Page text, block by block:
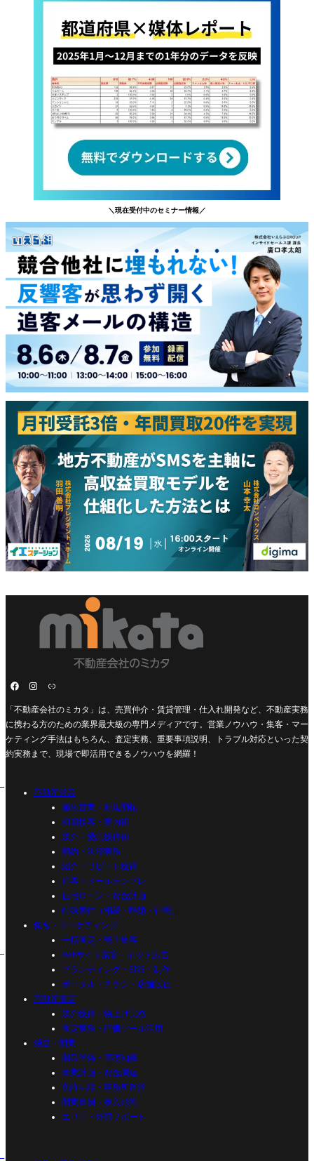
＼現在受付中のセミナー情報／
「不動産会社のミカタ」は、売買仲介・賃貸管理・仕入れ開発など、不動産実務
に携わる方のための業界最大級の専門メディアです。営業ノウハウ・集客・マー
ケティング手法はもちろん、査定実務、重要事項説明、トラブル対応といった契
約実務まで、現場で即活用できるノウハウを網羅！
不動産営業
源泉営業・新規開拓
初回接客・案内術
媒介・受託獲得術
契約・決済実務
紹介・リピート獲得
追客・メールテンプレ
住宅ローン・資金計画
特殊案件（相続・離婚・任売）
集客・マーケティング
一括査定・売主集客
Webサイト集客・ネット広告
ブランディング・SNS・制作
ポータル・チラシ・店舗販促
不動産査定
媒介獲得・物上げ実務
査定実務・評価ツール活用
独立・開業
開業準備・基礎知識
事業計画・資金調達
免許申請・事務所運営
開業事例・参入形態
エリア・外部サポート